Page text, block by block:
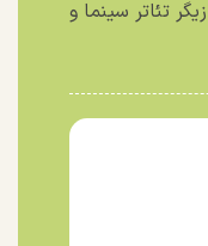
تئاتر سینما و